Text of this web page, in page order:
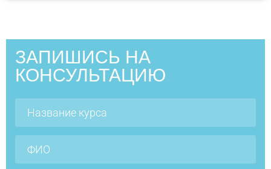
ЗАПИШИСЬ НА
КОНСУЛЬТАЦИЮ